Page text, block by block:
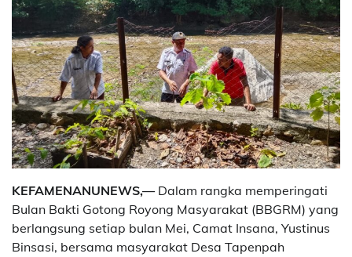
KEFAMENANUNEWS,— Dalam rangka memperingati
Bulan Bakti Gotong Royong Masyarakat (BBGRM) yang
berlangsung setiap bulan Mei, Camat Insana, Yustinus
Binsasi, bersama masyarakat Desa Tapenpah